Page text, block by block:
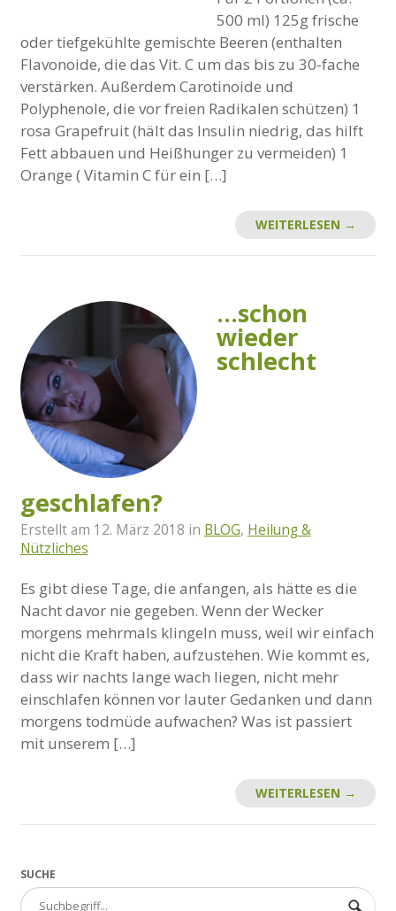
500 ml) 125g frische
oder tiefgekühlte gemischte Beeren (enthalten
Flavonoide, die das Vit. C um das bis zu 30-fache
verstärken. Außerdem Carotinoide und
Polyphenole, die vor freien Radikalen schützen) 1
rosa Grapefruit (hält das Insulin niedrig, das hilft
Fett abbauen und Heißhunger zu vermeiden) 1
Orange ( Vitamin C für ein […]
WEITERLESEN →
…schon
wieder
schlecht
geschlafen?
Erstellt am 12. März 2018 in BLOG, Heilung &
Nützliches
Es gibt diese Tage, die anfangen, als hätte es die
Nacht davor nie gegeben. Wenn der Wecker
morgens mehrmals klingeln muss, weil wir einfach
nicht die Kraft haben, aufzustehen. Wie kommt es,
dass wir nachts lange wach liegen, nicht mehr
einschlafen können vor lauter Gedanken und dann
morgens todmüde aufwachen? Was ist passiert
mit unserem […]
WEITERLESEN →
SUCHE